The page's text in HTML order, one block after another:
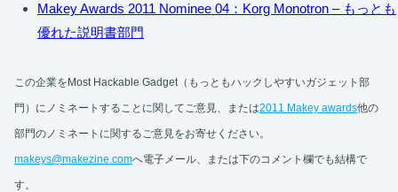
Makey Awards 2011 Nominee 04：Korg Monotron – もっとも
優れた説明書部門
この企業をMost Hackable Gadget（もっともハックしやすいガジェット部
門）にノミネートすることに関してご意見、または2011 Makey awards他の
部門のノミネートに関するご意見をお寄せください。
makeys@makezine.comへ電子メール、または下のコメント欄でも結構で
す。